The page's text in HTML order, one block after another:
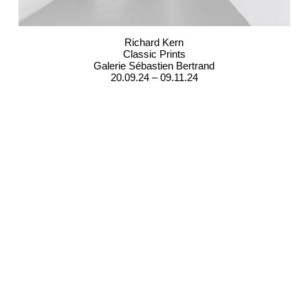
Richard Kern
Classic Prints
Galerie Sébastien Bertrand
20.09.24 – 09.11.24